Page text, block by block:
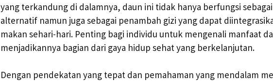
yang terkandung di dalamnya, daun ini tidak hanya berfungsi
alternatif namun juga sebagai penambah gizi yang dapat
makan sehari-hari. Penting bagi individu untuk mengenali manfaat
menjadikannya bagian dari gaya hidup sehat yang berkelanjutan.
Dengan pendekatan yang tepat dan pemahaman yang mendalam